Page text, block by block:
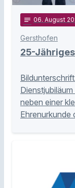
notes 06. August
Gersthofen
25-
neben einer
Ehrenurkunde